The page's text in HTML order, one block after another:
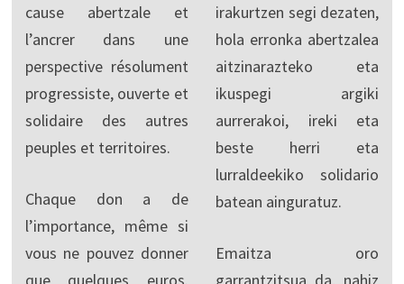
cause abertzale et
l’ancrer dans une
perspective résolument
progressiste, ouverte et
solidaire des autres
peuples et territoires.
Chaque don a de
l’importance, même si
vous ne pouvez donner
que quelques euros.
irakurtzen segi dezaten,
hola erronka abertzalea
aitzinarazteko eta
ikuspegi argiki
aurrerakoi, ireki eta
beste herri eta
lurraldeekiko solidario
batean ainguratuz.
Emaitza oro
garrantzitsua da, nahiz